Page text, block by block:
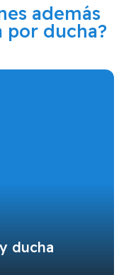
además
por ducha?
ducha